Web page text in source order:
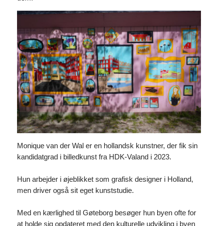
Monique van der Wal er en hollandsk kunstner, der fik sin
kandidatgrad i billedkunst fra HDK-Valand i 2023.
Hun arbejder i øjeblikket som grafisk designer i Holland,
men driver også sit eget kunststudie.
Med en kærlighed til Gøteborg besøger hun byen ofte for
at holde sig opdateret med den kulturelle udvikling i byen